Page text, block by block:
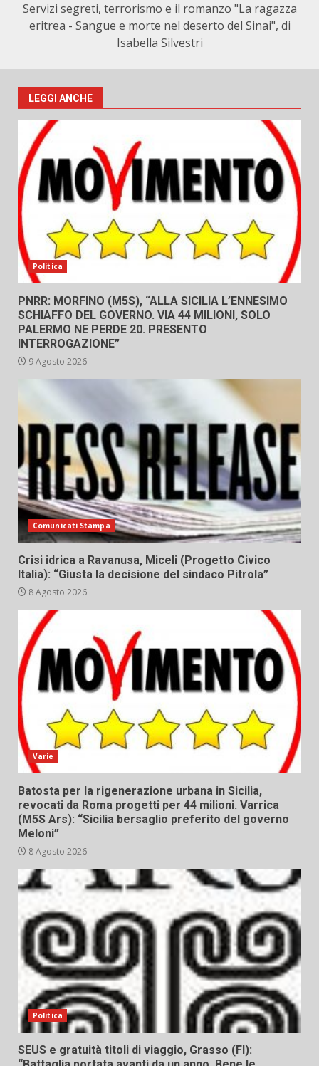
Servizi segreti, terrorismo e il romanzo "La ragazza
eritrea - Sangue e morte nel deserto del Sinai", di
Isabella Silvestri
LEGGI ANCHE
Politica
PNRR: MORFINO (M5S), “ALLA SICILIA L’ENNESIMO
SCHIAFFO DEL GOVERNO. VIA 44 MILIONI, SOLO
PALERMO NE PERDE 20. PRESENTO
INTERROGAZIONE”
9 Agosto 2026
Comunicati Stampa
Crisi idrica a Ravanusa, Miceli (Progetto Civico
Italia): “Giusta la decisione del sindaco Pitrola”
8 Agosto 2026
Varie
Batosta per la rigenerazione urbana in Sicilia,
revocati da Roma progetti per 44 milioni. Varrica
(M5S Ars): “Sicilia bersaglio preferito del governo
Meloni”
8 Agosto 2026
Politica
SEUS e gratuità titoli di viaggio, Grasso (FI):